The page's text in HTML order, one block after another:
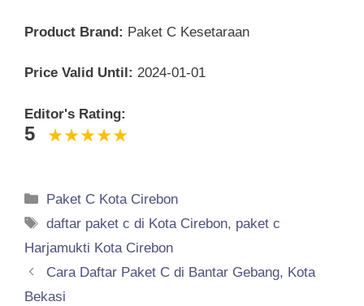
Product Brand: Paket C Kesetaraan
Price Valid Until: 2024-01-01
Editor's Rating:
5
Categories
Paket C Kota Cirebon
Tags
daftar paket c di Kota Cirebon, paket c
Harjamukti Kota Cirebon
Cara Daftar Paket C di Bantar Gebang, Kota
Bekasi